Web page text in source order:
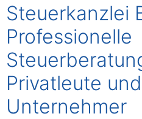
Steuerkanzlei
Professionelle
Privatleute und
Unternehmer